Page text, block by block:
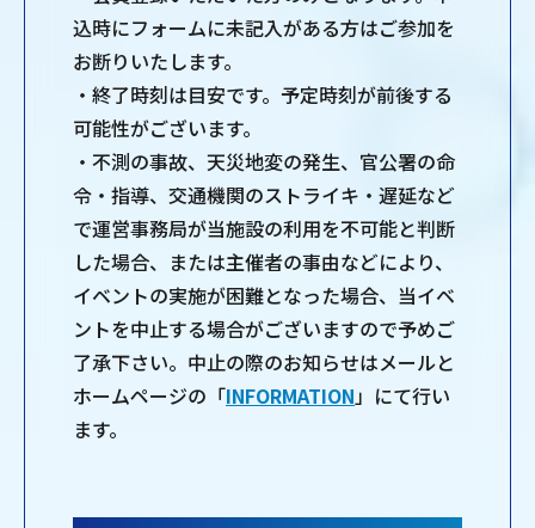
込時にフォームに未記入がある方はご参加を
お断りいたします。
・終了時刻は目安です。予定時刻が前後する
可能性がございます。
・不測の事故、天災地変の発生、官公署の命
令・指導、交通機関のストライキ・遅延など
で運営事務局が当施設の利用を不可能と判断
した場合、または主催者の事由などにより、
イベントの実施が困難となった場合、当イベ
ントを中止する場合がございますので予めご
了承下さい。中止の際のお知らせはメールと
ホームページの「INFORMATION」にて行い
ます。